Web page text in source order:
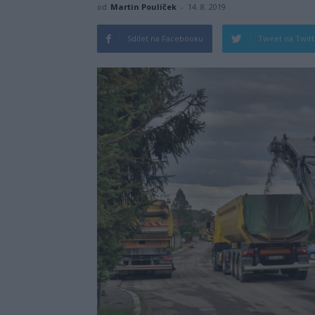
od Martin Poulíček - 14. 8. 2019
Sdílet na Facebooku Tweet na